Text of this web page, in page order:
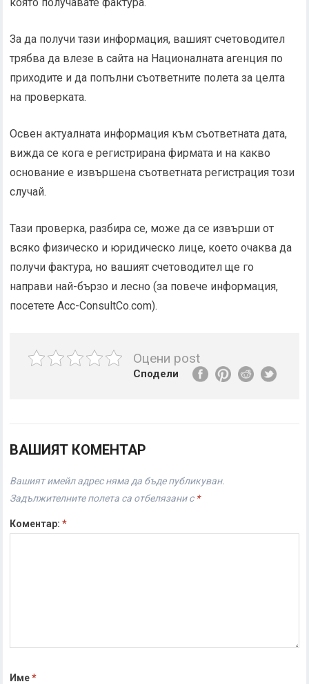
За да получи тази информация, вашият счетоводител
трябва да влезе в сайта на Националната агенция по
приходите и да попълни съответните полета за целта
на проверката.
Освен актуалната информация към съответната дата,
вижда се кога е регистрирана фирмата и на какво
основание е извършена съответната регистрация този
случай.
Тази проверка, разбира се, може да се извърши от
всяко физическо и юридическо лице, което очаква да
получи фактура, но вашият счетоводител ще го
направи най-бързо и лесно (за повече информация,
посетете Acc-ConsultCo.com).
Оцени post
Сподели
ВАШИЯТ КОМЕНТАР
Вашият имейл адрес няма да бъде публикуван.
Задължителните полета са отбелязани с *
Коментар:*
Име*